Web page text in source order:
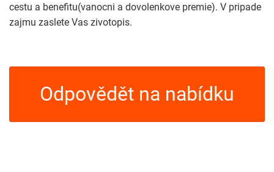
cestu a benefitu(vanocni a dovolenkove premie). V pripade
zajmu zaslete Vas zivotopis.
Odpovědět na nabídku